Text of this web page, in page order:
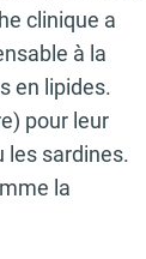
clinique a
à la
en lipides.
pour leur
les sardines.
la